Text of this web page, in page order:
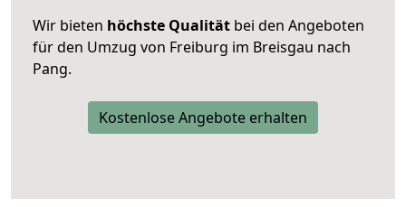
Wir bieten höchste Qualität bei den Angeboten
für den Umzug von Freiburg im Breisgau nach
Pang.
Kostenlose Angebote erhalten